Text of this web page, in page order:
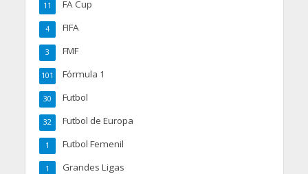
FA Cup
11
FIFA
4
FMF
3
Fórmula 1
101
Futbol
30
Futbol de Europa
32
Futbol Femenil
1
Grandes Ligas
1